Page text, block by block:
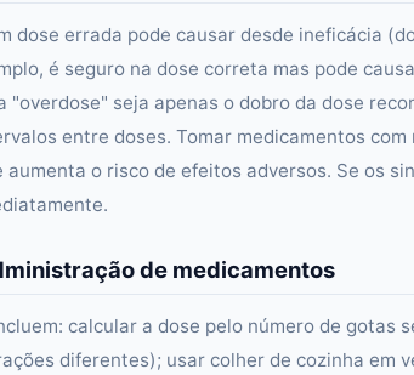
dose errada pode causar desde ineficácia
é seguro na dose correta mas pode
"overdose" seja apenas o dobro da dose
entre doses. Tomar medicamentos
aumenta o risco de efeitos adversos. Se os
de medicamentos
calcular a dose pelo número de gotas
diferentes); usar colher de cozinha em